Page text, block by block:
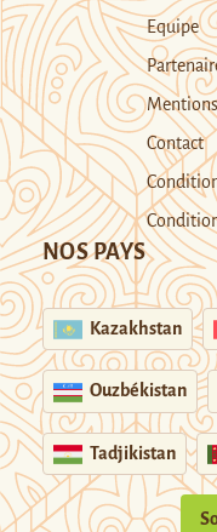
Equipe
Contact
NOS PAYS
Kazakhstan
Ouzbékistan
Tadjikistan